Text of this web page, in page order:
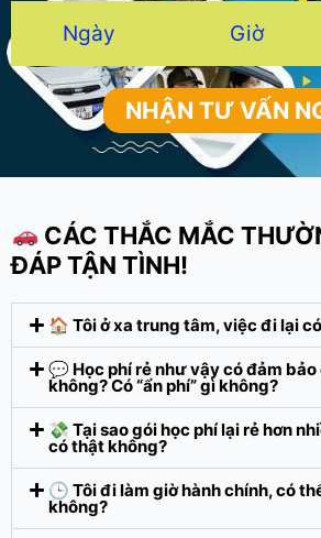
Ngày Giờ
NHẬN TƯ VẤN
CÁC THẮC MẮC
ĐÁP TẬN TÌNH!
🏠 Tôi ở xa trung tâm, việc đi lại
💬 Học phí rẻ như vậy có đảm
không? Có “ẩn phí” gì không?
💸 Tại sao gói học phí lại rẻ hơn
có thật không?
🕒 Tôi đi làm giờ hành chính, có
không?